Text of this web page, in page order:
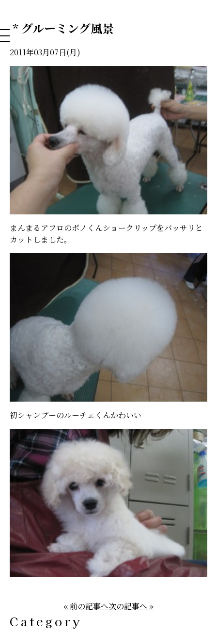
NAHA DOG GROOMING SCHOOL
* グルーミング風景
2011年03月07日(月)
まんまるアフロのボノくんショークリップをバッサリと
カットしました。
初シャンプーのルーチェくんかわいい
« 前の記事へ次の記事へ »
Category